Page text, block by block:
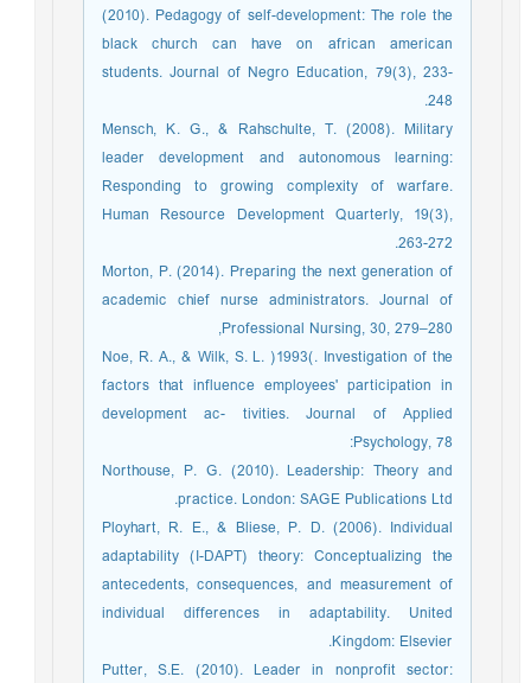
(2010). Pedagogy of self-development: The role the
black church can have on african american
students. Journal of Negro Education, 79(3), 233-
248.
Mensch, K. G., & Rahschulte, T. (2008). Military
leader development and autonomous learning:
Responding to growing complexity of warfare.
Human Resource Development Quarterly, 19(3),
263-272.
Morton, P. (2014). Preparing the next generation of
academic chief nurse administrators. Journal of
Professional Nursing, 30, 279–280,
Noe, R. A., & Wilk, S. L. )1993(. Investigation of the
factors that influence employees' participation in
development ac- tivities. Journal of Applied
Psychology, 78:
Northouse, P. G. (2010). Leadership: Theory and
practice. London: SAGE Publications Ltd.
Ployhart, R. E., & Bliese, P. D. (2006). Individual
adaptability (I-DAPT) theory: Conceptualizing the
antecedents, consequences, and measurement of
individual differences in adaptability. United
Kingdom: Elsevier.
Putter, S.E. (2010). Leader in nonprofit sector: